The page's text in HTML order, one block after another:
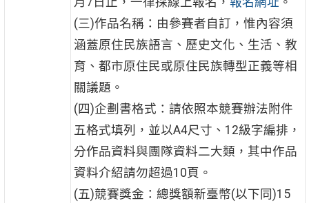
(三)作品名稱：由參賽者自訂，惟內容須
涵蓋原住民族語言、歷史文化、生活、教
育、都市原住民或原住民族轉型正義等相
關議題。
(四)企劃書格式：請依照本競賽辦法附件
五格式填列，並以A4尺寸、12級字編排，
分作品資料與團隊資料二大類，其中作品
資料介紹請勿超過10頁。
(五)競賽獎金：總獎額新臺幣(以下同)15